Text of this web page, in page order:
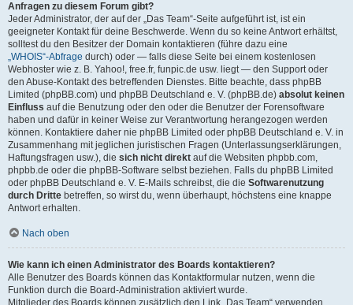
Anfragen zu diesem Forum gibt?
Jeder Administrator, der auf der „Das Team“-Seite aufgeführt ist, ist ein
geeigneter Kontakt für deine Beschwerde. Wenn du so keine Antwort erhältst,
solltest du den Besitzer der Domain kontaktieren (führe dazu eine
„WHOIS“-Abfrage durch) oder — falls diese Seite bei einem kostenlosen
Webhoster wie z. B. Yahoo!, free.fr, funpic.de usw. liegt — den Support oder
den Abuse-Kontakt des betreffenden Dienstes. Bitte beachte, dass phpBB
Limited (phpBB.com) und phpBB Deutschland e. V. (phpBB.de) absolut keinen
Einfluss auf die Benutzung oder den oder die Benutzer der Forensoftware
haben und dafür in keiner Weise zur Verantwortung herangezogen werden
können. Kontaktiere daher nie phpBB Limited oder phpBB Deutschland e. V. in
Zusammenhang mit jeglichen juristischen Fragen (Unterlassungserklärungen,
Haftungsfragen usw.), die sich nicht direkt auf die Websiten phpbb.com,
phpbb.de oder die phpBB-Software selbst beziehen. Falls du phpBB Limited
oder phpBB Deutschland e. V. E-Mails schreibst, die die Softwarenutzung
durch Dritte betreffen, so wirst du, wenn überhaupt, höchstens eine knappe
Antwort erhalten.
Nach oben
Wie kann ich einen Administrator des Boards kontaktieren?
Alle Benutzer des Boards können das Kontaktformular nutzen, wenn die
Funktion durch die Board-Administration aktiviert wurde.
Mitglieder des Boards können zusätzlich den Link „Das Team“ verwenden.